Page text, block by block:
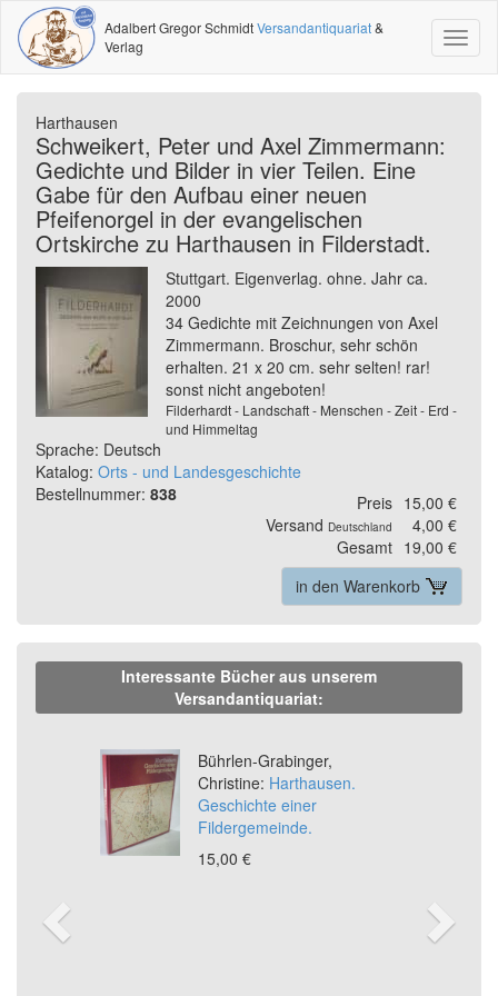
Adalbert Gregor SchmidtVersandantiquariat&
Verlag
Harthausen
Schweikert, Peter und Axel Zimmermann:
Gedichte und Bilder in vier Teilen. Eine
Gabe für den Aufbau einer neuen
Pfeifenorgel in der evangelischen
Ortskirche zu Harthausen in Filderstadt.
Stuttgart. Eigenverlag. ohne. Jahr ca.
2000
34 Gedichte mit Zeichnungen von Axel
Zimmermann. Broschur, sehr schön
erhalten. 21 x 20 cm. sehr selten! rar!
sonst nicht angeboten!
Filderhardt - Landschaft - Menschen - Zeit - Erd -
und Himmeltag
Sprache: Deutsch
Katalog: Orts - und Landesgeschichte
Bestellnummer: 838 Preis 15,00 €
Versand Deutschland
4,00 €
Gesamt 19,00 €
in den Warenkorb
Interessante Bücher aus unserem
Versandantiquariat:
Bührlen-Grabinger,
Christine: Harthausen.
Geschichte einer
Fildergemeinde.
15,00 €
Previous